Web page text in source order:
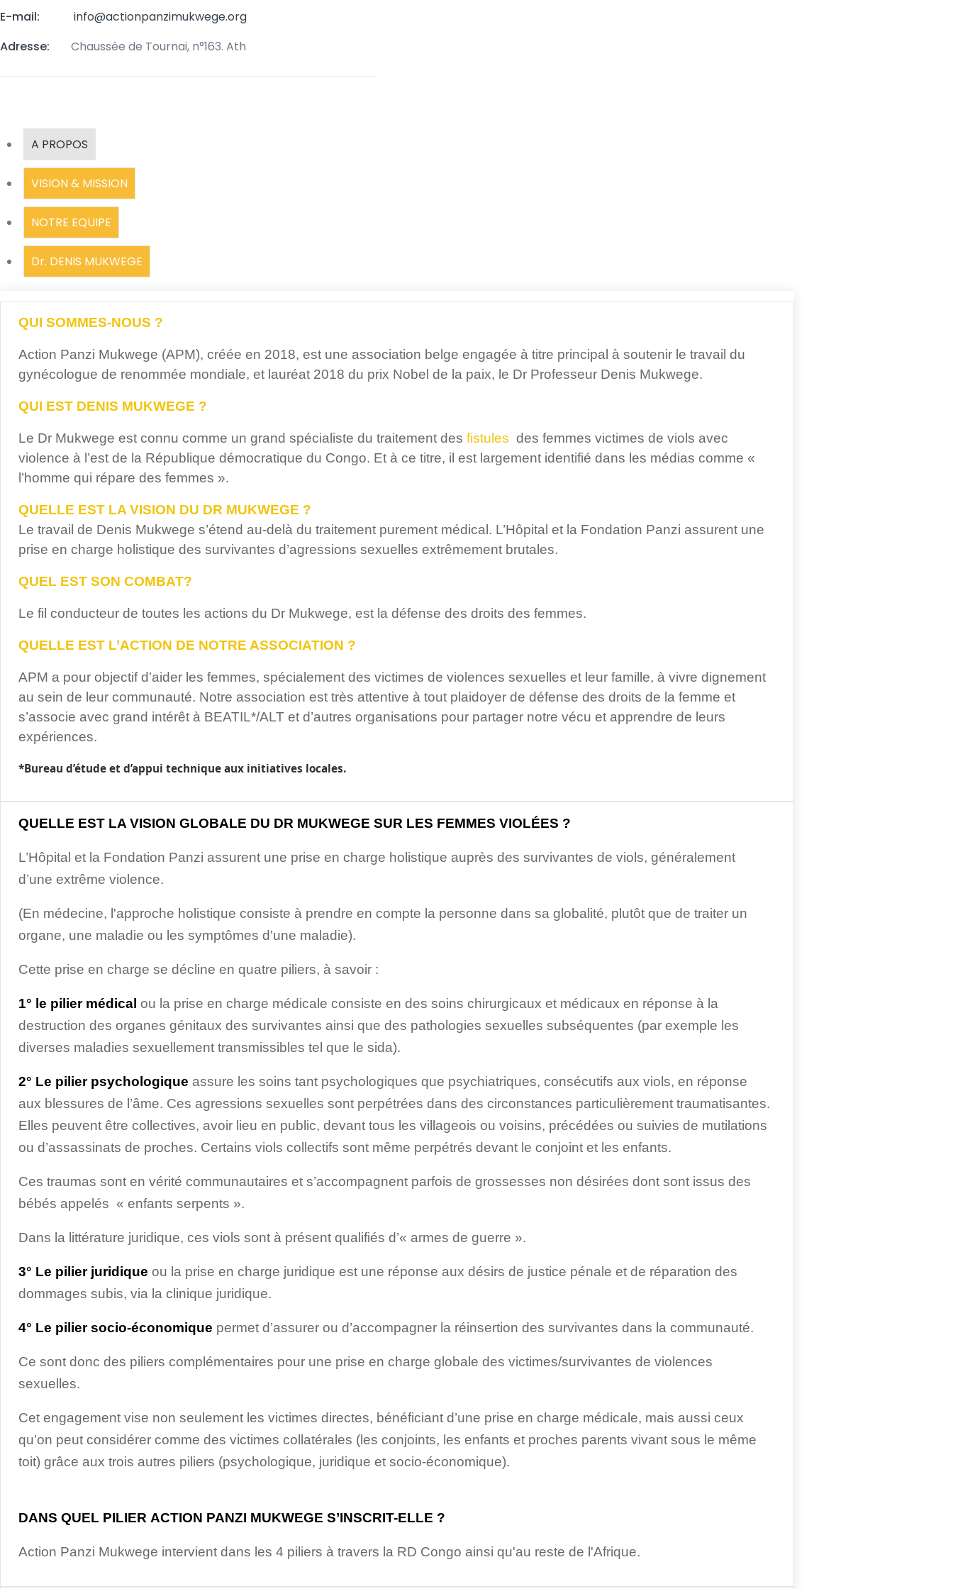
E-mail:
info@actionpanzimukwege.org
Adresse:
Chaussée de Tournai, n°163. Ath
A PROPOS
VISION & MISSION
NOTRE EQUIPE
Dr. DENIS MUKWEGE
QUI SOMMES-NOUS ?
Action Panzi Mukwege (APM), créée en 2018, est une association belge engagée à titre principal à soutenir le travail du
gynécologue de renommée mondiale, et lauréat 2018 du prix Nobel de la paix, le Dr Professeur Denis Mukwege.
QUI EST DENIS MUKWEGE ?
Le Dr Mukwege est connu comme un grand spécialiste du traitement des fistules des femmes victimes de viols avec
violence à l’est de la République démocratique du Congo. Et à ce titre, il est largement identifié dans les médias comme «
l’homme qui répare des femmes ».
QUELLE EST LA VISION DU DR MUKWEGE ?
Le travail de Denis Mukwege s’étend au-delà du traitement purement médical. L’Hôpital et la Fondation Panzi assurent une
prise en charge holistique des survivantes d’agressions sexuelles extrêmement brutales.
QUEL EST SON COMBAT?
Le fil conducteur de toutes les actions du Dr Mukwege, est la défense des droits des femmes.
QUELLE EST L’ACTION DE NOTRE ASSOCIATION ?
APM a pour objectif d’aider les femmes, spécialement des victimes de violences sexuelles et leur famille, à vivre dignement
au sein de leur communauté. Notre association est très attentive à tout plaidoyer de défense des droits de la femme et
s’associe avec grand intérêt à BEATIL*/ALT et d’autres organisations pour partager notre vécu et apprendre de leurs
expériences.
*Bureau d’étude et d’appui technique aux initiatives locales.
QUELLE EST LA VISION GLOBALE DU DR MUKWEGE SUR LES FEMMES VIOLÉES ?
L’Hôpital et la Fondation Panzi assurent une prise en charge holistique auprès des survivantes de viols, généralement
d’une extrême violence.
(En médecine, l'approche holistique consiste à prendre en compte la personne dans sa globalité, plutôt que de traiter un
organe, une maladie ou les symptômes d'une maladie).
Cette prise en charge se décline en quatre piliers, à savoir :
1° le pilier médical ou la prise en charge médicale consiste en des soins chirurgicaux et médicaux en réponse à la
destruction des organes génitaux des survivantes ainsi que des pathologies sexuelles subséquentes (par exemple les
diverses maladies sexuellement transmissibles tel que le sida).
2° Le pilier psychologique assure les soins tant psychologiques que psychiatriques, consécutifs aux viols, en réponse
aux blessures de l’âme. Ces agressions sexuelles sont perpétrées dans des circonstances particulièrement traumatisantes.
Elles peuvent être collectives, avoir lieu en public, devant tous les villageois ou voisins, précédées ou suivies de mutilations
ou d’assassinats de proches. Certains viols collectifs sont même perpétrés devant le conjoint et les enfants.
Ces traumas sont en vérité communautaires et s’accompagnent parfois de grossesses non désirées dont sont issus des
bébés appelés « enfants serpents ».
Dans la littérature juridique, ces viols sont à présent qualifiés d’« armes de guerre ».
3° Le pilier juridique ou la prise en charge juridique est une réponse aux désirs de justice pénale et de réparation des
dommages subis, via la clinique juridique.
4° Le pilier socio-économique permet d’assurer ou d’accompagner la réinsertion des survivantes dans la communauté.
Ce sont donc des piliers complémentaires pour une prise en charge globale des victimes/survivantes de violences
sexuelles.
Cet engagement vise non seulement les victimes directes, bénéficiant d’une prise en charge médicale, mais aussi ceux
qu’on peut considérer comme des victimes collatérales (les conjoints, les enfants et proches parents vivant sous le même
toit) grâce aux trois autres piliers (psychologique, juridique et socio-économique).
DANS QUEL PILIER ACTION PANZI MUKWEGE S’INSCRIT-ELLE ?
Action Panzi Mukwege intervient dans les 4 piliers à travers la RD Congo ainsi qu'au reste de l'Afrique.